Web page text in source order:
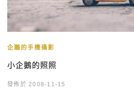
企鵝的手機攝影
小企鵝的照照
發佈於 2008-11-15